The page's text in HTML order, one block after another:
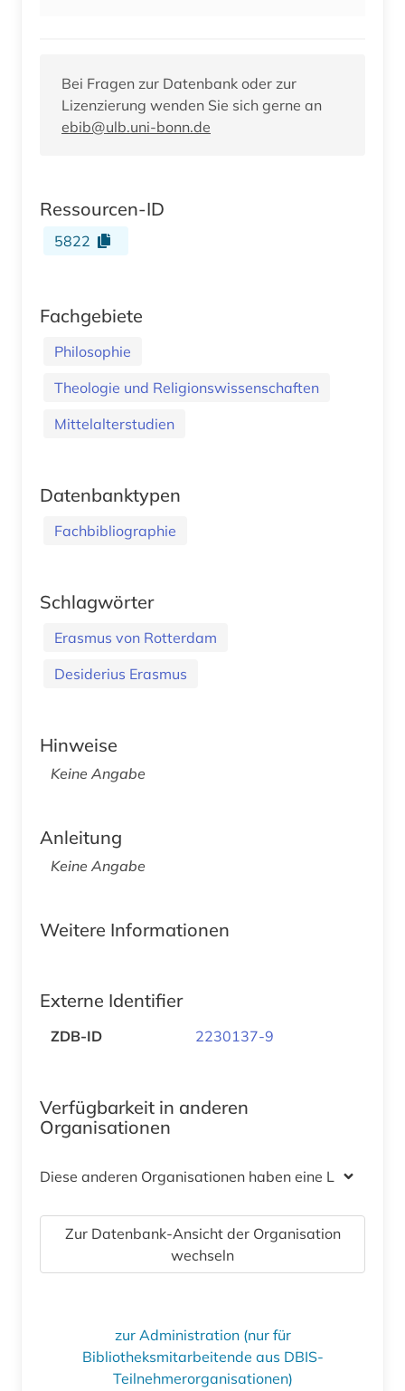
Bei Fragen zur Datenbank oder zur
Lizenzierung wenden Sie sich gerne an
ebib@ulb.uni-bonn.de
Ressourcen-ID
5822
Fachgebiete
Philosophie
Theologie und Religionswissenschaften
Mittelalterstudien
Datenbanktypen
Fachbibliographie
Schlagwörter
Erasmus von Rotterdam
Desiderius Erasmus
Hinweise
Keine Angabe
Anleitung
Keine Angabe
Weitere Informationen
Externe Identifier
ZDB-ID 2230137-9
Verfügbarkeit in anderen
Organisationen
Diese anderen Organisationen haben eine Lizenz
Zur Datenbank-Ansicht der Organisation
wechseln
zur Administration (nur für
Bibliotheksmitarbeitende aus DBIS-
Teilnehmerorganisationen)